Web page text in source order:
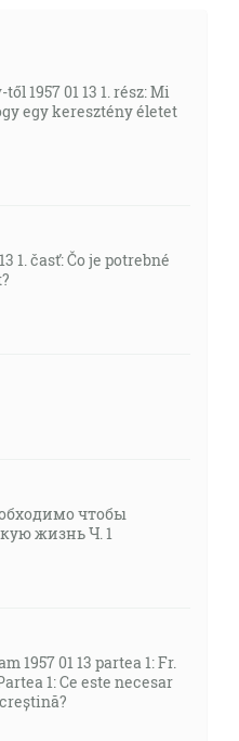
1957 01 13 1. rész: Mi
egy keresztény életet
1. časť: Čo je potrebné
чтобы
жизнь Ч. 1
1957 01 13 partea 1: Fr.
1: Ce este necesar